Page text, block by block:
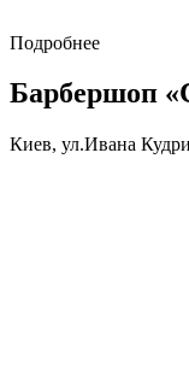
Подробнее
Барбершоп
Киев, ул.Ивана